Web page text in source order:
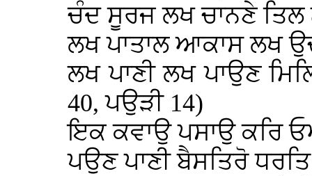
ਚੰਦ ਸੂਰਜ ਲਖ ਚਾਨਣੇ ਤਿਲ
ਲਖ ਪਾਤਾਲ ਆਕਾਸ ਲਖ
ਲਖ ਪਾਣੀ ਲਖ ਪਾਉਣ
40, ਪਉੜੀ 14)
ਇਕ ਕਵਾਉ ਪਸਾਉ ਕਰਿ
ਪਉਣ ਪਾਣੀ ਬੈਸਤਿਰੋ